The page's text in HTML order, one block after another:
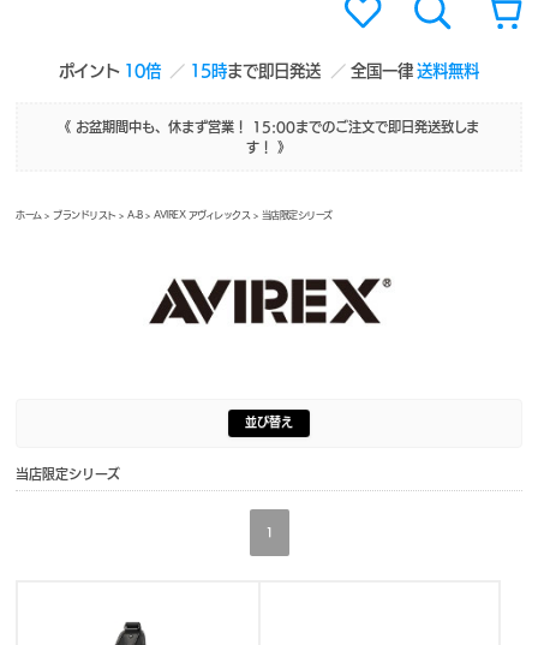
ポイント 10倍 15時まで即日発送 全国一律送料無料
《 お盆期間中も、休まず営業！ 15:00までのご注文で即日発送致しま
す！ 》
ホーム >ブランドリスト >A-B>AVIREX アヴィレックス > 当店限定シリーズ
並び替え
当店限定シリーズ
1